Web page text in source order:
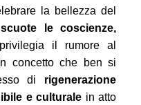
la bellezza del
le coscienze,
il rumore al
concetto che ben si
di rigenerazione
e culturale in atto